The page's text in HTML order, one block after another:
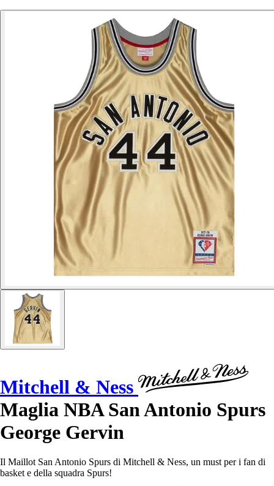
Mitchell & Ness
Maglia NBA San Antonio Spurs
George Gervin
Il Maillot San Antonio Spurs di Mitchell & Ness, un must per i fan di
basket e della squadra Spurs!